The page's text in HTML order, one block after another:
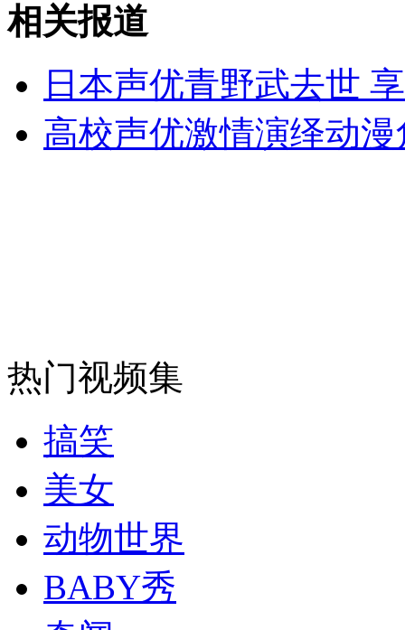
走！跟着总书记去植树
消防员救轻生者 花炮节热闹非凡 减压"枕头大战"
相关报道
日本声优青野武去世
高校声优激情演绎动
热门视频集
搞笑
美女
动物世界
BABY秀